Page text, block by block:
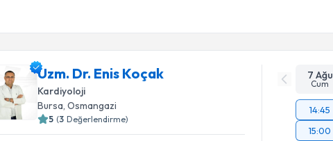
Uzm. Dr. Enis Koçak
Kardiyoloji
Bursa, Osmangazi
5 (3 Değerlendirme)
7 Ağu
Cum
14:45
15:00